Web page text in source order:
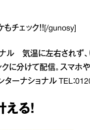
もチェック！！[/gunosy]
ル 気温に左右されず、
分けて配信。スマホや
ーナショナル TEL：0120
る！